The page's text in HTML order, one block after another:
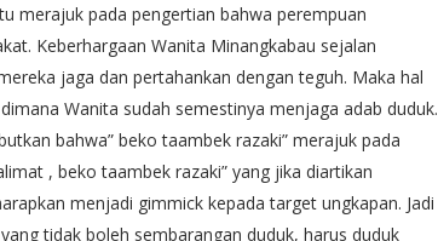
merajuk pada pengertian bahwa perempuan
Keberhargaan Wanita Minangkabau sejalan
jaga dan pertahankan dengan teguh. Maka hal
Wanita sudah semestinya menjaga adab duduk.
bahwa” beko taambek razaki” merajuk pada
, beko taambek razaki” yang jika diartikan
menjadi gimmick kepada target ungkapan. Jadi
tidak boleh sembarangan duduk, harus duduk